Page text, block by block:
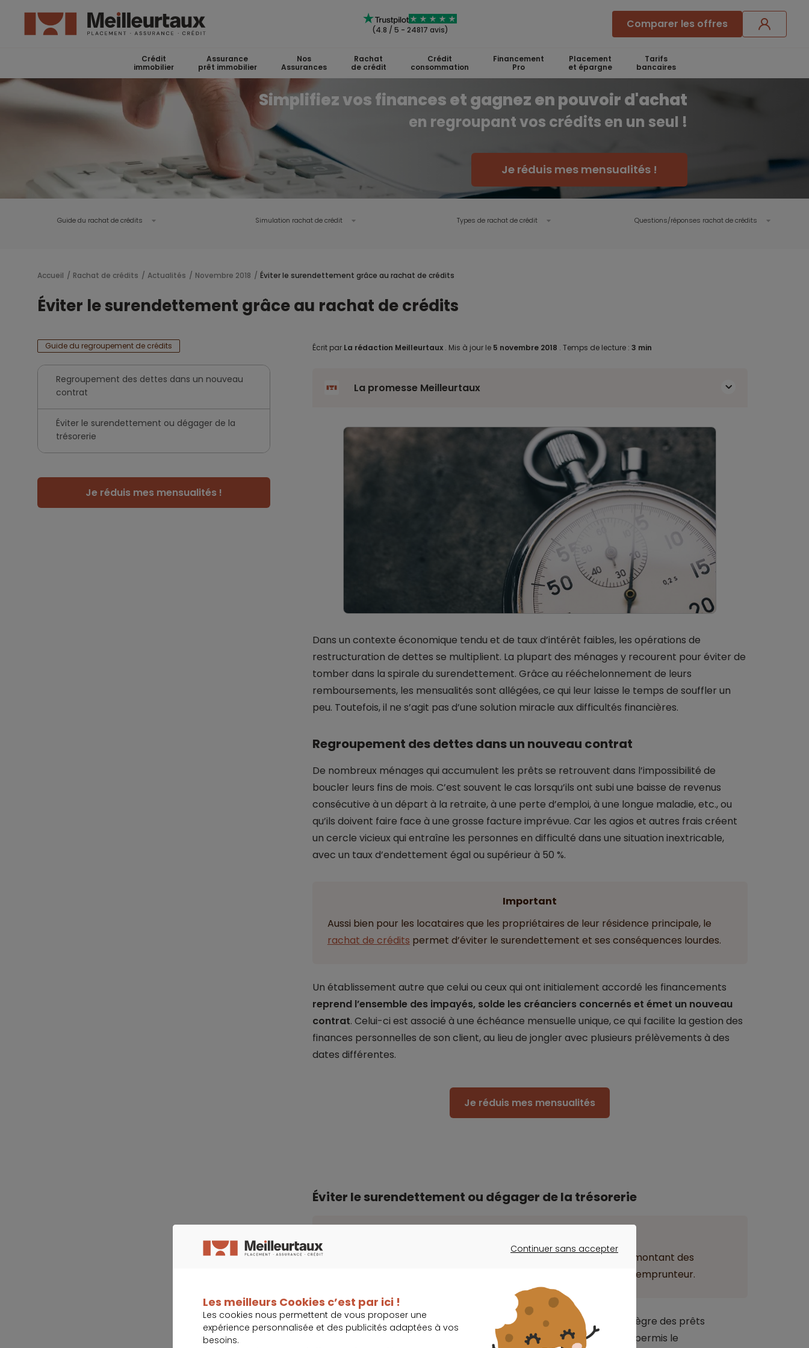
(4.8 / 5 - 24817 avis) Comparer les offres
Crédit
immobilier
Assurance
prêt immobilier
Nos
Assurances
Rachat
de crédit
Crédit
consommation
Financement
Pro
Placement
et épargne
Tarifs
bancaires
Simplifiez vos finances et gagnez en pouvoir d'achat
en regroupant vos crédits en un seul !
Je réduis mes mensualités !
Guide du rachat de crédits Simulation rachat de crédit Types de rachat de crédit Questions/réponses rachat de crédits
Accueil Rachat de crédits Actualités Novembre 2018 Éviter le surendettement grâce au rachat de crédits
Éviter le surendettement grâce au rachat de crédits
Guide du regroupement de crédits
Regroupement des dettes dans un nouveau
contrat
Éviter le surendettement ou dégager de la
trésorerie
Je réduis mes mensualités !
Écrit par La rédaction Meilleurtaux . Mis à jour le 5 novembre 2018 . Temps de lecture : 3 min
La promesse Meilleurtaux
Dans un contexte économique tendu et de taux d’intérêt faibles, les opérations de
restructuration de dettes se multiplient. La plupart des ménages y recourent pour éviter de
tomber dans la spirale du surendettement. Grâce au rééchelonnement de leurs
remboursements, les mensualités sont allégées, ce qui leur laisse le temps de souffler un
peu. Toutefois, il ne s’agit pas d’une solution miracle aux difficultés financières.
Regroupement des dettes dans un nouveau contrat
De nombreux ménages qui accumulent les prêts se retrouvent dans l’impossibilité de
boucler leurs fins de mois. C’est souvent le cas lorsqu’ils ont subi une baisse de revenus
consécutive à un départ à la retraite, à une perte d’emploi, à une longue maladie, etc., ou
qu’ils doivent faire face à une grosse facture imprévue. Car les agios et autres frais créent
un cercle vicieux qui entraîne les personnes en difficulté dans une situation inextricable,
avec un taux d’endettement égal ou supérieur à 50 %.
Important
Aussi bien pour les locataires que les propriétaires de leur résidence principale, le
rachat de crédits permet d’éviter le surendettement et ses conséquences lourdes.
Un établissement autre que celui ou ceux qui ont initialement accordé les financements
reprend l’ensemble des impayés, solde les créanciers concernés et émet un nouveau
contrat. Celui-ci est associé à une échéance mensuelle unique, ce qui facilite la gestion des
finances personnelles de son client, au lieu de jongler avec plusieurs prélèvements à des
dates différentes.
Je réduis mes mensualités
Éviter le surendettement ou dégager de la trésorerie
La durée de remboursement est allongée afin de faire baisser le montant des
mensualités à un niveau mieux adapté aux nouveaux revenus de l’emprunteur.
Considérant la faiblesse actuelle des taux d’intérêt, si le montage intègre des prêts
renouvelables, connus pour être très coûteux, le différentiel de taux permis le
Continuer sans accepter
Les meilleurs Cookies c’est par ici !
Les cookies nous permettent de vous proposer une
expérience personnalisée et des publicités adaptées à vos
besoins.